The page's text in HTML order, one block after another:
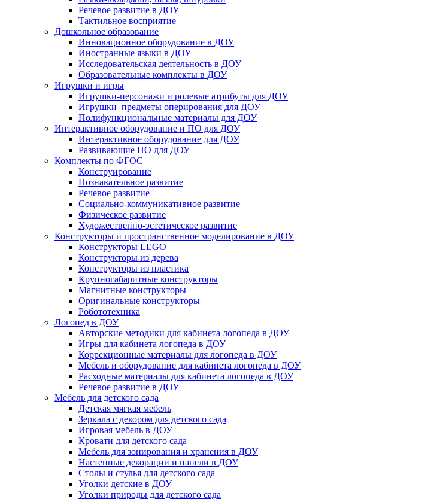
Речевое развитие в ДОУ
Тактильное восприятие
Дошкольное образование
Инновационное оборудование в ДОУ
Иностранные языки в ДОУ
Исследовательская деятельность в ДОУ
Образовательные комплекты в ДОУ
Игрушки и игры
Игрушки-персонажи и ролевые атрибуты для ДОУ
Игрушки–предметы оперирования для ДОУ
Полифункциональные материалы для ДОУ
Интерактивное оборудование и ПО для ДОУ
Интерактивное оборудование для ДОУ
Развивающие ПО для ДОУ
Комплекты по ФГОС
Конструирование
Познавательное развитие
Речевое развитие
Социально-коммуникативное развитие
Физическое развитие
Художественно-эстетическое развитие
Конструкторы и пространственное моделирование в ДОУ
Конструкторы LEGO
Конструкторы из дерева
Конструкторы из пластика
Крупногабаритные конструкторы
Магнитные конструкторы
Оригинальные конструкторы
Робототехника
Логопед в ДОУ
Авторские методики для кабинета логопеда в ДОУ
Игры для кабинета логопеда в ДОУ
Коррекционные материалы для логопеда в ДОУ
Мебель и оборудование для кабинета логопеда в ДОУ
Расходные материалы для кабинета логопеда в ДОУ
Речевое развитие в ДОУ
Мебель для детского сада
Детская мягкая мебель
Зеркала с декором для детского сада
Игровая мебель в ДОУ
Кровати для детского сада
Мебель для зонирования и хранения в ДОУ
Настенные декорации и панели в ДОУ
Столы и стулья для детского сада
Уголки детские в ДОУ
Уголки природы для детского сада